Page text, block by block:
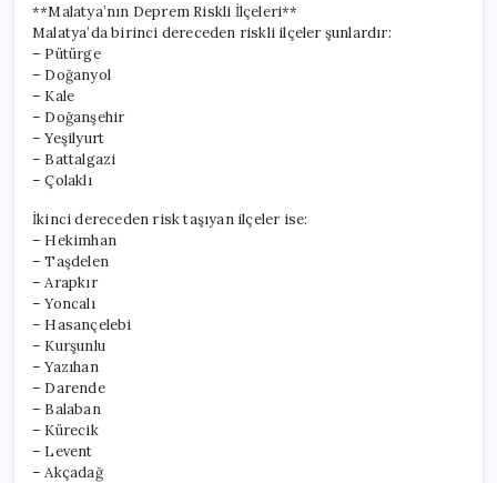
**Malatya’nın Deprem Riskli İlçeleri**
Malatya’da birinci dereceden riskli ilçeler şunlardır:
– Pütürge
– Doğanyol
– Kale
– Doğanşehir
– Yeşilyurt
– Battalgazi
– Çolaklı
İkinci dereceden risk taşıyan ilçeler ise:
– Hekimhan
– Taşdelen
– Arapkır
– Yoncalı
– Hasançelebi
– Kurşunlu
– Yazıhan
– Darende
– Balaban
– Kürecik
– Levent
– Akçadağ